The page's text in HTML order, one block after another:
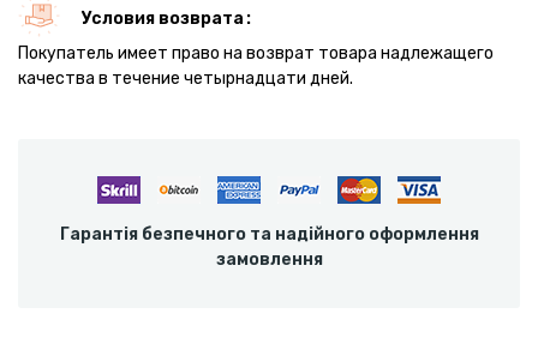
Условия возврата
Покупатель имеет право на возврат товара надлежащего
качества в течение четырнадцати дней.
Гарантія безпечного та надійного оформлення
замовлення